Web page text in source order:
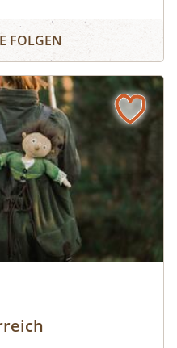
zum Schutz der
Diese
Hier finden
und der
Buchensteig
FOLGEN